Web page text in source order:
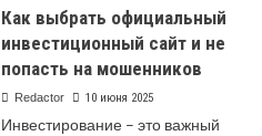
стоит
ли
свеч
Как выбрать официальный
инвестиционный сайт и не
попасть на мошенников
Redactor 10 июня 2025
Инвестирование – это важный